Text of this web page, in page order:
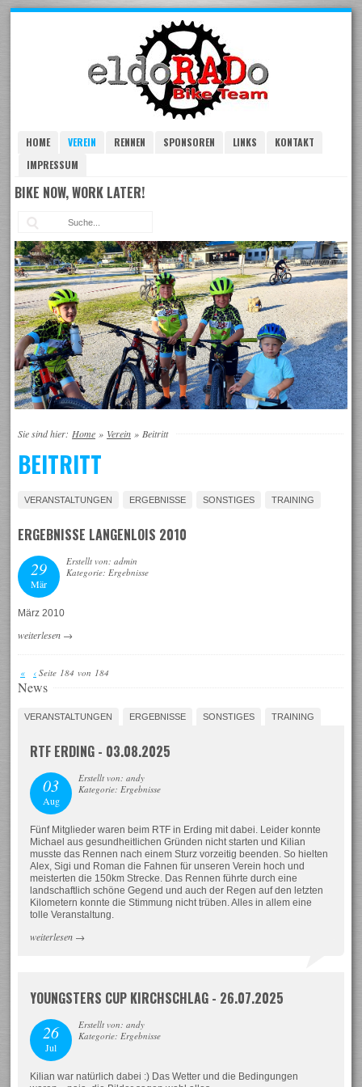
HOME VEREIN RENNEN SPONSOREN LINKS
KONTAKT
IMPRESSUM
BIKE NOW, WORK LATER!
Sie sind hier: Home » Verein » Beitritt
BEITRITT
VERANSTALTUNGEN ERGEBNISSE SONSTIGES TRAINING
ERGEBNISSE LANGENLOIS 2010
29
Mär
Erstellt von: admin
Kategorie: Ergebnisse
März 2010
weiterlesen →
« ‹ Seite 184 von 184
News
VERANSTALTUNGEN ERGEBNISSE SONSTIGES TRAINING
RTF ERDING - 03.08.2025
03
Aug
Erstellt von: andy
Kategorie: Ergebnisse
Fünf Mitglieder waren beim RTF in Erding mit dabei. Leider konnte
Michael aus gesundheitlichen Gründen nicht starten und Kilian
musste das Rennen nach einem Sturz vorzeitig beenden. So hielten
Alex, Sigi und Roman die Fahnen für unseren Verein hoch und
meisterten die 150km Strecke. Das Rennen führte durch eine
landschaftlich schöne Gegend und auch der Regen auf den letzten
Kilometern konnte die Stimmung nicht trüben. Alles in allem eine
tolle Veranstaltung.
weiterlesen →
YOUNGSTERS CUP KIRCHSCHLAG - 26.07.2025
26
Jul
Erstellt von: andy
Kategorie: Ergebnisse
Kilian war natürlich dabei :) Das Wetter und die Bedingungen